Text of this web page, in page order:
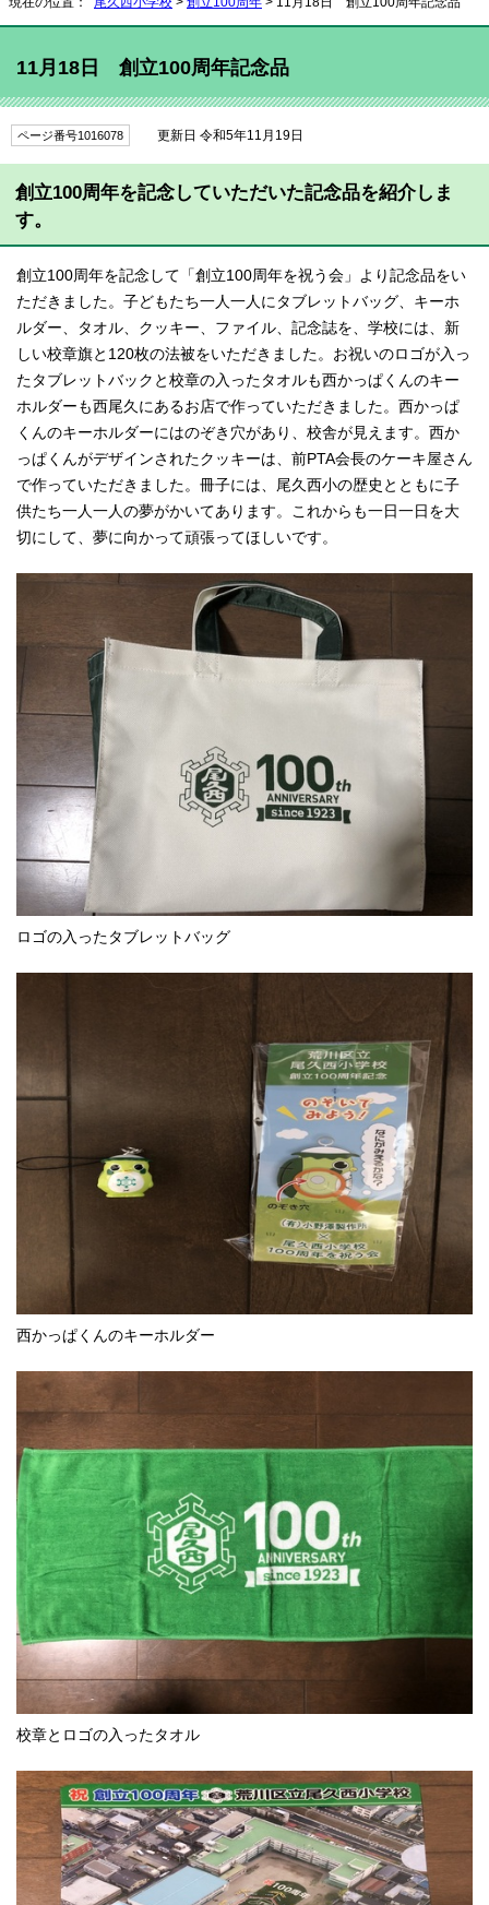
11月18日 創立100周年記念品
ページ番号1016078 更新日 令和5年11月19日
創立100周年を記念していただいた記念品を紹介しま
す。
創立100周年を記念して「創立100周年を祝う会」より記念品をい
ただきました。子どもたち一人一人にタブレットバッグ、キーホ
ルダー、タオル、クッキー、ファイル、記念誌を、学校には、新
しい校章旗と120枚の法被をいただきました。お祝いのロゴが入っ
たタブレットバックと校章の入ったタオルも西かっぱくんのキー
ホルダーも西尾久にあるお店で作っていただきました。西かっぱ
くんのキーホルダーにはのぞき穴があり、校舎が見えます。西か
っぱくんがデザインされたクッキーは、前PTA会長のケーキ屋さん
で作っていただきました。冊子には、尾久西小の歴史とともに子
供たち一人一人の夢がかいてあります。これからも一日一日を大
切にして、夢に向かって頑張ってほしいです。
ロゴの入ったタブレットバッグ
西かっぱくんのキーホルダー
校章とロゴの入ったタオル